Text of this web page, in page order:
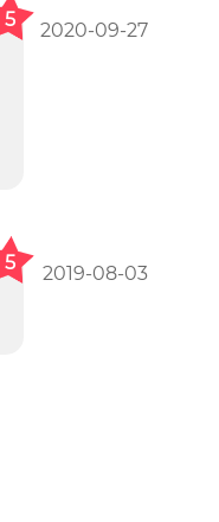
2020-09-27
5
2019-08-03
5